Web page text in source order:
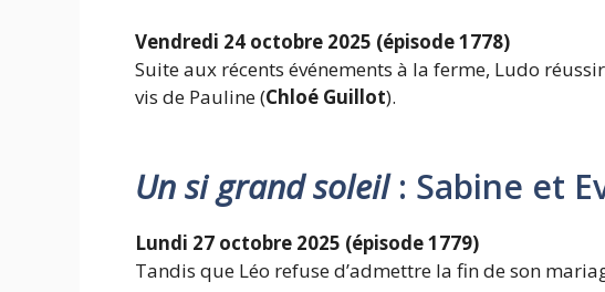
Vendredi 24 octobre 2025 (épisode 1778)
Suite aux récents événements à la ferme, Ludo
vis de Pauline (Chloé Guillot).
Un si grand soleil: Sabine et
Lundi 27 octobre 2025 (épisode 1779)
Tandis que Léo refuse d’admettre la fin de son